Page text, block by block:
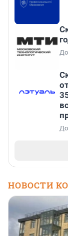
До
До
НОВОСТИ